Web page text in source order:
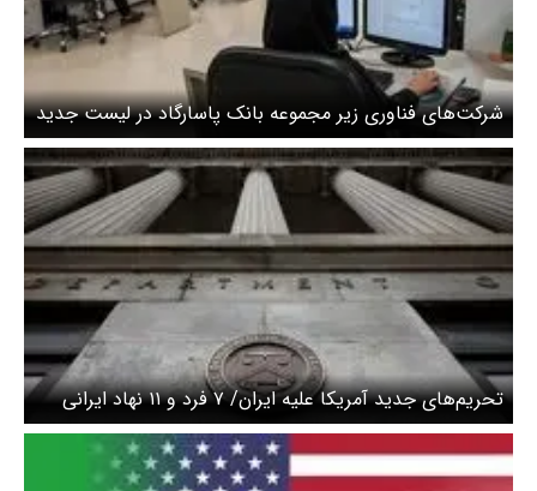
شرکت‌های فناوری زیر مجموعه بانک پاسارگاد در لیست جدید
تحریم آمریکا/ شهاب جوانمردی مدیرعامل فناپ هم تحریم
شد
تحریم‌های جدید آمریکا علیه ایران/ ۷ فرد و ۱۱ نهاد ایرانی
تحریم شدند